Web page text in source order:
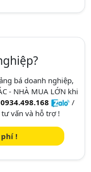
bá doanh nghiệp,
- NHÀ MUA LỚN khi
0934.498.168
/
vấn và hỗ trợ !
!